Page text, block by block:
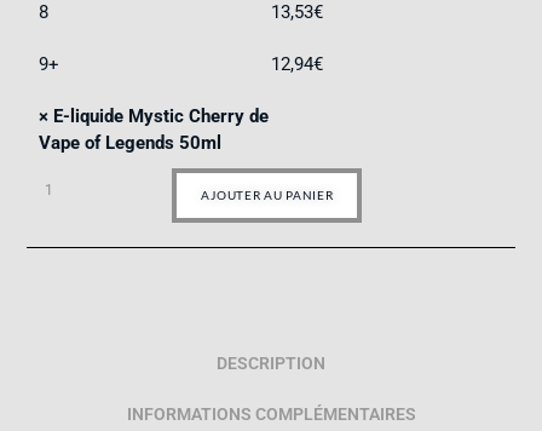
8 13,53€
9+ 12,94€
× E-liquide Mystic Cherry de
Vape of Legends 50ml
AJOUTER AU PANIER
DESCRIPTION
INFORMATIONS COMPLÉMENTAIRES